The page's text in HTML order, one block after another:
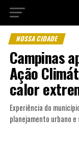
NOSSA CIDADE
Campinas
Ação
calor
Experiência do
planejamento urbano